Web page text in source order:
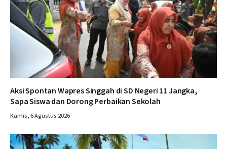
Aksi Spontan Wapres Singgah di SD Negeri 11 Jangka,
Sapa Siswa dan Dorong Perbaikan Sekolah
Kamis, 6 Agustus 2026